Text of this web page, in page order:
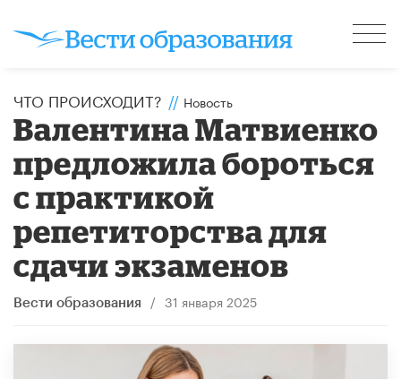
ЧТО ПРОИСХОДИТ? // Новость
Валентина Матвиенко
предложила бороться
с практикой
репетиторства для
сдачи экзаменов
Вести образования / 31 января 2025